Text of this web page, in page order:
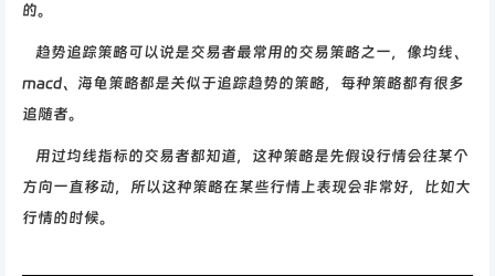
的。
趋势追踪策略可以说是交易者最常用的交易策略之一，像均线、
macd、海龟策略都是关似于追踪趋势的策略，每种策略都有很多
追随者。
用过均线指标的交易者都知道，这种策略是先假设行情会往某个
方向一直移动，所以这种策略在某些行情上表现会非常好，比如大
行情的时候。